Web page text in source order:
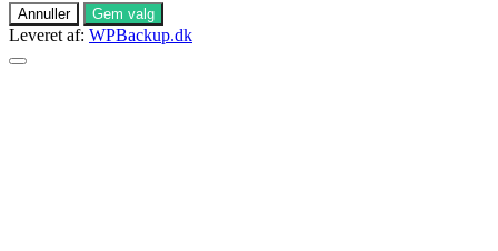
Annuller Gem valg
Leveret af: WPBackup.dk